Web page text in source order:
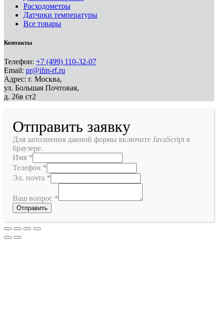
Расходометры
Датчики температуры
Все товары
Контакты
Телефон: +7 (499) 110-32-07
Email: pr@ifm-rf.ru
Адрес: г. Москва,
ул. Большая Почтовая,
д. 26в ст2
Отправить заявку
Для заполнения данной формы включите JavaScript в
браузере.
Имя *
Телефон *
Эл. почта *
Ваш вопрос *
Отправить